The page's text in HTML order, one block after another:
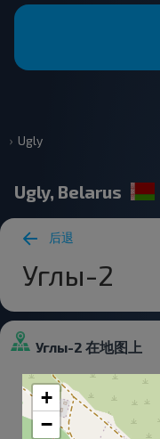
Ugly
Ugly, Belarus
后退
Углы-2
Углы-2 在地图上
+
−